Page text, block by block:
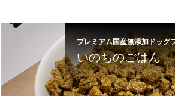
プレミアム国産無添加ドッグ
いのちのごはん